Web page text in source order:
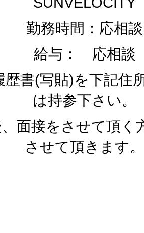
勤務時間：応相談
給与： 応相談
歴書(写貼)を下記住
は持参下さい。
面接をさせて頂く
させて頂きます。